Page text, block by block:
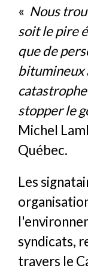
« Nous
soit le pire
que de
bitumineux
stopper le
Michel
Québec.
Les
syndicats,
travers le